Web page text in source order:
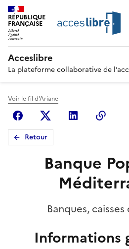
RÉPUBLIQUE
FRANÇAISE
Acceslibre
La plateforme collaborative de
Voir le fil d'Ariane
FacebookX (anciennement
Linkedin
Retour
Banque
Banques,
Informations